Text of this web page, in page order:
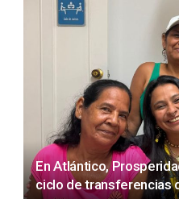
En Atlántico,
ciclo de transferencias